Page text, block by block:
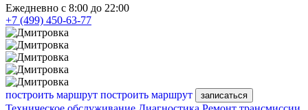
Ежедневно с 8:00 до 22:00
+7 (499) 450-63-77
построить маршрут построить маршрут записаться